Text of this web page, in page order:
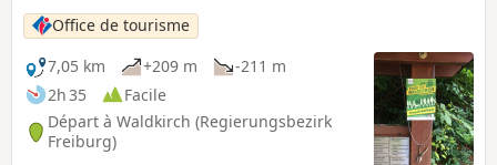
Office de tourisme
7,05 km
+209 m
-211 m
2h 35
Facile
Départ à Waldkirch (Regierungsbezirk
Freiburg)